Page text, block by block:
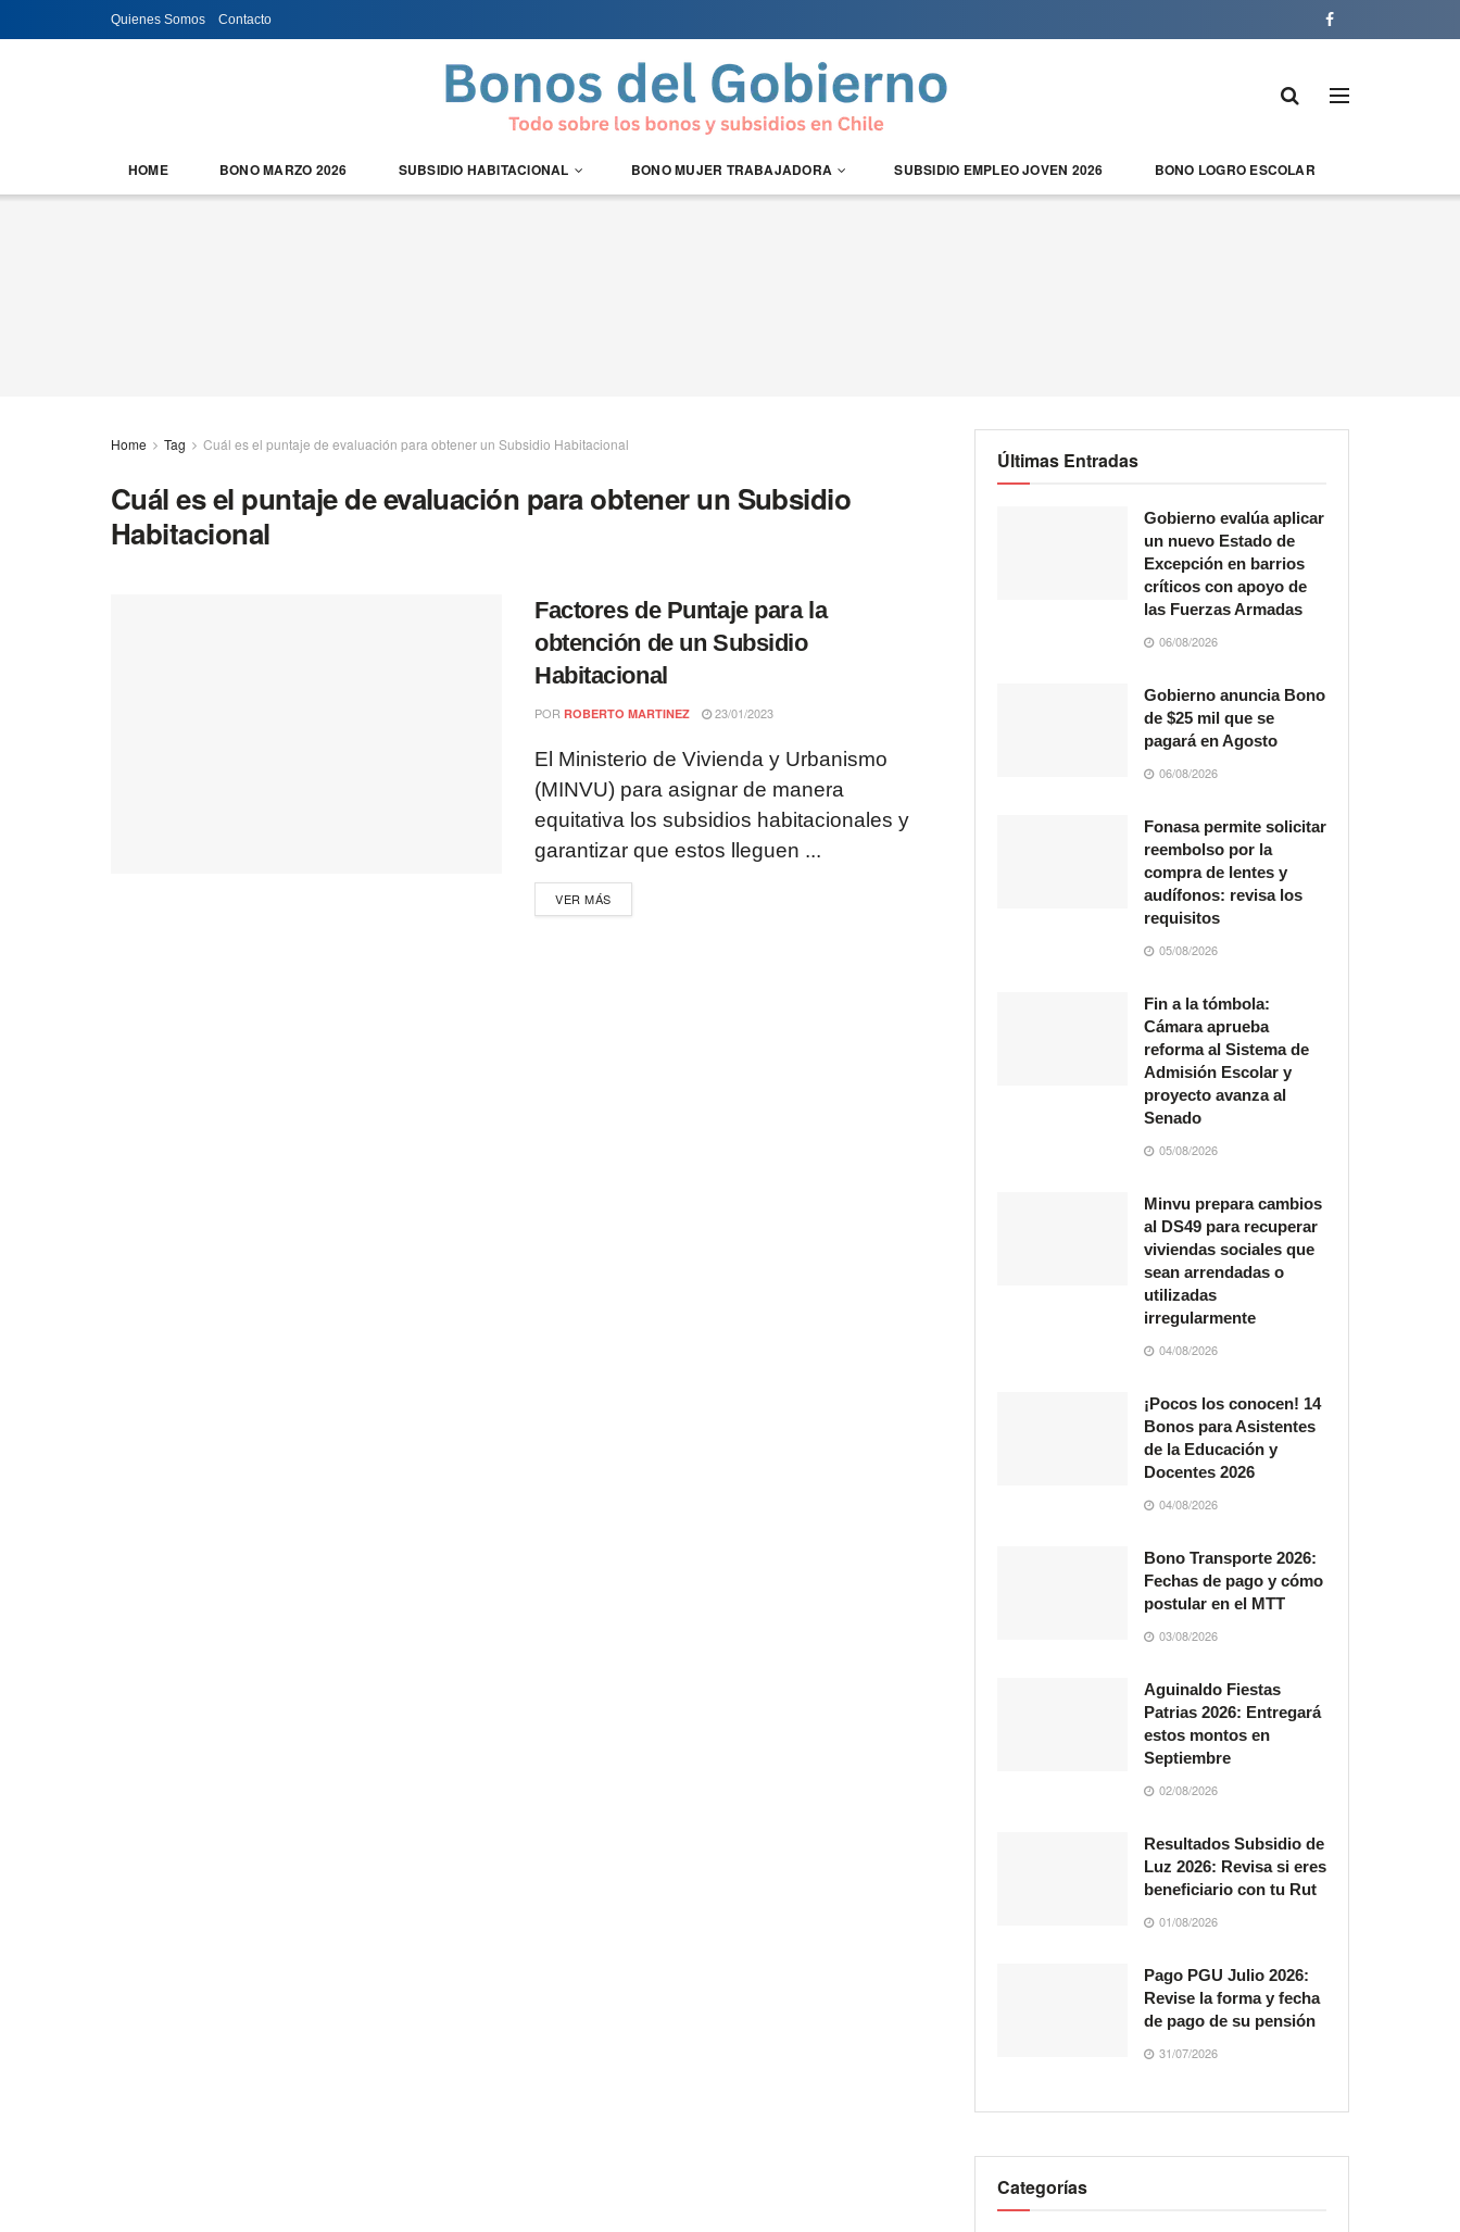
Quienes Somos Contacto
HOME BONO MARZO 2026 SUBSIDIO HABITACIONAL BONO MUJER TRABAJADORA SUBSIDIO EMPLEO JOVEN 2026 BONO LOGRO ESCOLAR
Home Tag Cuál es el puntaje de evaluación para obtener un Subsidio Habitacional
Cuál es el puntaje de evaluación para obtener un Subsidio
Habitacional
Factores de Puntaje para la
obtención de un Subsidio
Habitacional
POR ROBERTO MARTINEZ 23/01/2023
El Ministerio de Vivienda y Urbanismo
(MINVU) para asignar de manera
equitativa los subsidios habitacionales y
garantizar que estos lleguen ...
VER MÁS
Últimas Entradas
Gobierno evalúa aplicar
un nuevo Estado de
Excepción en barrios
críticos con apoyo de
las Fuerzas Armadas
06/08/2026
Gobierno anuncia Bono
de $25 mil que se
pagará en Agosto
06/08/2026
Fonasa permite solicitar
reembolso por la
compra de lentes y
audífonos: revisa los
requisitos
05/08/2026
Fin a la tómbola:
Cámara aprueba
reforma al Sistema de
Admisión Escolar y
proyecto avanza al
Senado
05/08/2026
Minvu prepara cambios
al DS49 para recuperar
viviendas sociales que
sean arrendadas o
utilizadas
irregularmente
04/08/2026
¡Pocos los conocen! 14
Bonos para Asistentes
de la Educación y
Docentes 2026
04/08/2026
Bono Transporte 2026:
Fechas de pago y cómo
postular en el MTT
03/08/2026
Aguinaldo Fiestas
Patrias 2026: Entregará
estos montos en
Septiembre
02/08/2026
Resultados Subsidio de
Luz 2026: Revisa si eres
beneficiario con tu Rut
01/08/2026
Pago PGU Julio 2026:
Revise la forma y fecha
de pago de su pensión
31/07/2026
Categorías